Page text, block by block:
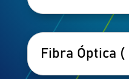
Fibra Óptica (